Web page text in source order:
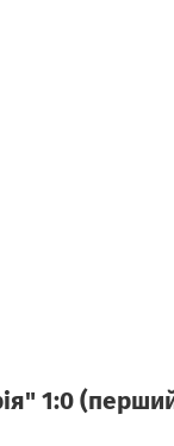
1:0